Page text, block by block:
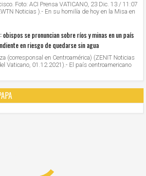
Foto: ACI Prensa VATICANO, 23 Dic. 13 / 11:07
Noticias ).- En su homilía de hoy en la Misa en
obispos se pronuncian sobre ríos y minas en un país
en riesgo de quedarse sin agua
(corresponsal en Centroamérica) (ZENIT Noticias
Vaticano, 01.12.2021).- El país centroamericano